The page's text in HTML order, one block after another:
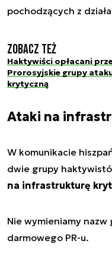
pochodzących z
Zobacz też
Haktywiści opłacani
Prorosyjskie grupy
krytyczną
Ataki na
W komunikacie
dwie grupy
na infrastrukturę
Nie wymieniamy
darmowego PR-u.